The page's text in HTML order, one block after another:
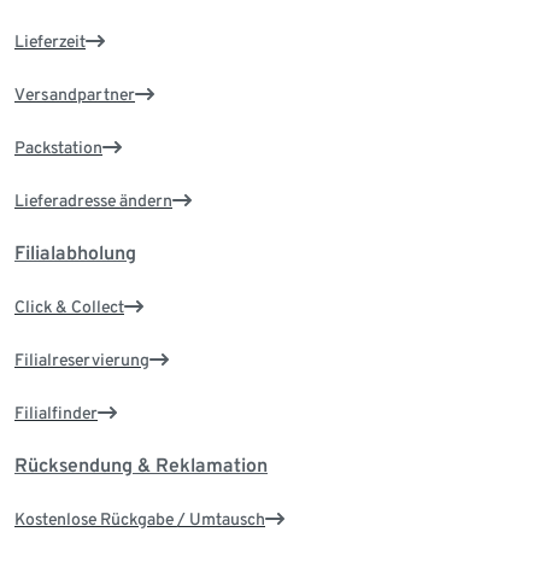
Lieferzeit
Versandpartner
Packstation
Lieferadresse ändern
Filialabholung
Click & Collect
Filialreservierung
Filialfinder
Rücksendung & Reklamation
Kostenlose Rückgabe / Umtausch